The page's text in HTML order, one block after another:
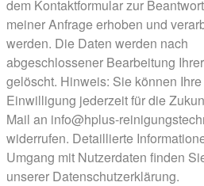
dem Kontaktformular zur
meiner Anfrage erhoben und
werden. Die Daten werden nach
abgeschlossener Bearbeitung
gelöscht. Hinweis: Sie können Ihre
Einwilligung jederzeit für die
Mail an info@hplus-
widerrufen. Detaillierte
Umgang mit Nutzerdaten finden
unserer Datenschutzerklärung.